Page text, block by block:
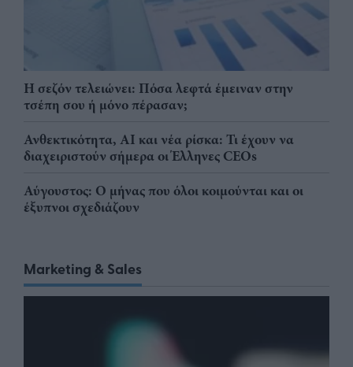
Η σεζόν τελειώνει: Πόσα λεφτά έμειναν στην
τσέπη σου ή μόνο πέρασαν;
Ανθεκτικότητα, AI και νέα ρίσκα: Τι έχουν να
διαχειριστούν σήμερα οι Έλληνες CEOs
Αύγουστος: Ο μήνας που όλοι κοιμούνται και οι
έξυπνοι σχεδιάζουν
Marketing & Sales